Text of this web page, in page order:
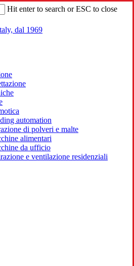
Hit enter to search or ESC to close
automation
di polveri e malte
alimentari
da ufficio
e ventilazione residenziali